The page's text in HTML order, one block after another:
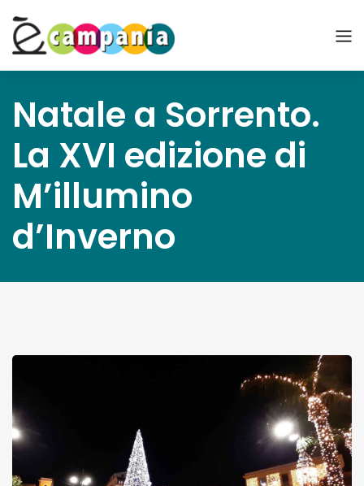
Natale a Sorrento.
La XVI edizione di
M’illumino
d’Inverno